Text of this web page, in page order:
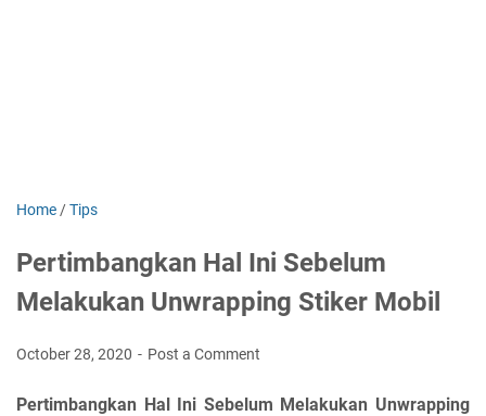
Home /Tips
Pertimbangkan Hal Ini Sebelum
Melakukan Unwrapping Stiker Mobil
October 28, 2020 Post a Comment
Pertimbangkan Hal Ini Sebelum Melakukan Unwrapping